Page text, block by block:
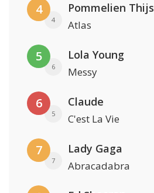
4
4
Pommelien Thijs
Atlas
5
6
Lola Young
Messy
6
5
Claude
C'est La Vie
7
7
Lady Gaga
Abracadabra